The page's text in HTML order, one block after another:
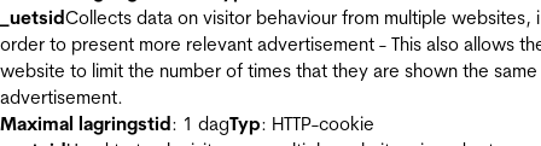
_uetsidCollects data on visitor behaviour from multiple websites,
order to present more relevant advertisement - This also allows
website to limit the number of times that they are shown the same
advertisement.
Maximal lagringstid: 1 dagTyp: HTTP-cookie